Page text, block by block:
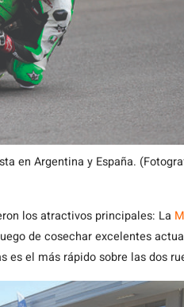
en Argentina y España.
los atractivos principales: La
de cosechar excelentes
es el más rápido sobre las dos